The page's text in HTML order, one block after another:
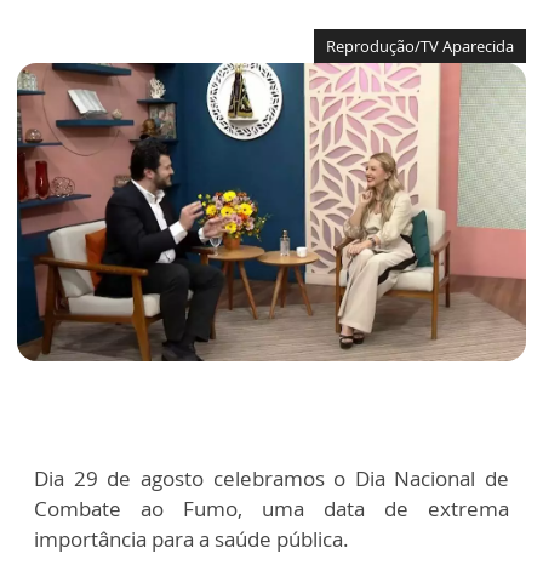
Reprodução/TV Aparecida
Dia 29 de agosto celebramos o Dia Nacional de
Combate ao Fumo, uma data de extrema
importância para a saúde pública.